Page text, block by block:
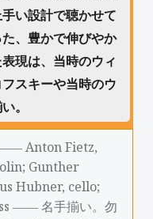
い設計で聴かせて
、豊かで伸びやか
現は、当時のウィ
スキーや当時のウ
。
―― Anton Fietz,
Gunther
Hubner, cello;
―― 名手揃い。勿